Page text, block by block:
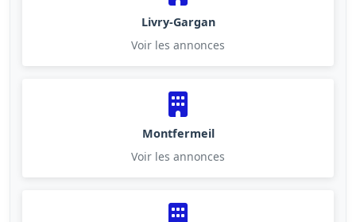
Livry-Gargan
Voir les annonces
Montfermeil
Voir les annonces